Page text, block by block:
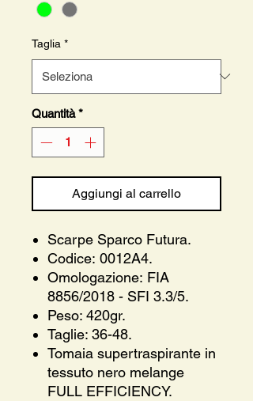
Taglia *
Quantità *
Aggiungi al carrello
Scarpe Sparco Futura.
Codice: 0012A4.
Omologazione: FIA
8856/2018 - SFI 3.3/5.
Peso: 420gr.
Taglie: 36-48.
Tomaia supertraspirante in
tessuto nero melange
FULL EFFICIENCY.